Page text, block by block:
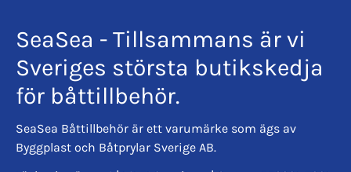
SeaSea - Tillsammans är vi
Sveriges största butikskedja
för båttillbehör.
SeaSea Båttillbehör är ett varumärke som ägs av
Byggplast och Båtprylar Sverige AB.